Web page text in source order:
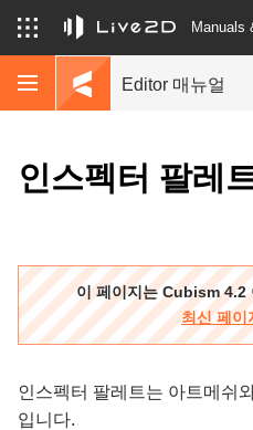
Manuals
Editor 매뉴얼
인스펙터 팔레
이 페이지는 Cubism 4.2
최신 페이
인스펙터 팔레트는 아트메쉬
입니다.